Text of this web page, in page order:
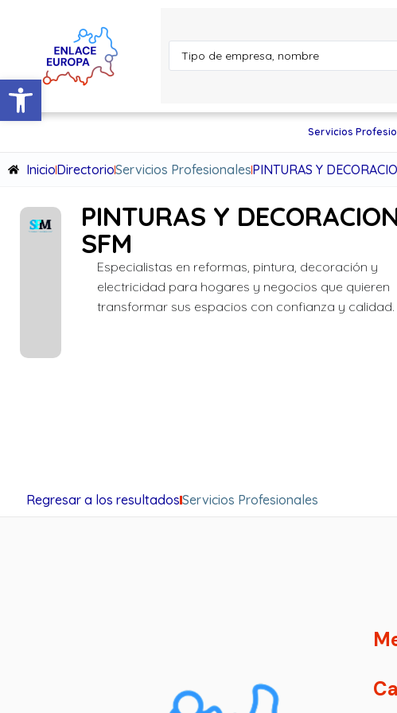
Abrir barra de herramientas
Servicios
InicioDirectorioServicios ProfesionalesPINTURAS Y
PINTURAS Y
SFM
Especialistas en reformas, pintura, decoración y
electricidad para hogares y negocios que quieren
transformar sus espacios con confianza y calidad.
Regresar a los resultadosServicios Profesionales